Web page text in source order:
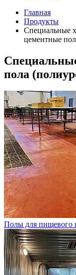
Главная
Продукты
Специальные
цементные
пола
Полы для пищевого